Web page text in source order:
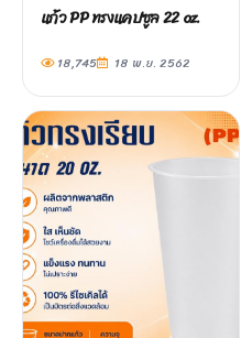
แก้ว PP ทรงแคปซูล 22 oz.
18,745 18 พ.ย. 2562